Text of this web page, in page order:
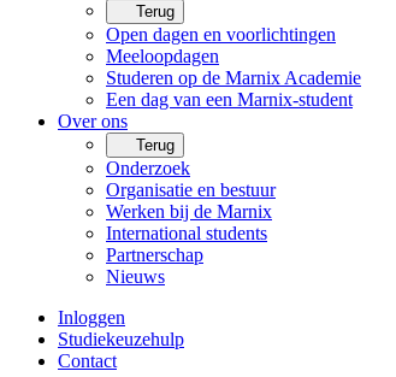
Terug
Open dagen en voorlichtingen
Meeloopdagen
Studeren op de Marnix Academie
Een dag van een Marnix-student
Over ons
Terug
Onderzoek
Organisatie en bestuur
Werken bij de Marnix
International students
Partnerschap
Nieuws
Inloggen
Studiekeuzehulp
Contact